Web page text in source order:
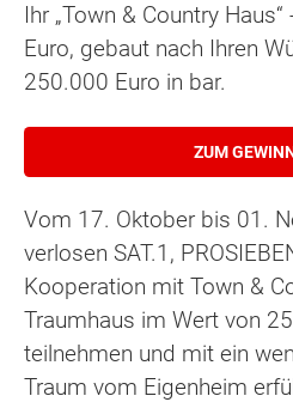
Ihr „Town & Country
Euro, gebaut nach Ihren
250.000 Euro in bar.
ZUM
Vom 17. Oktober bis 01.
verlosen SAT.1,
Kooperation mit Town &
Traumhaus im Wert von
teilnehmen und mit ein
Traum vom Eigenheim